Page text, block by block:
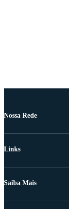
Nossa Rede
Links
Saiba Mais